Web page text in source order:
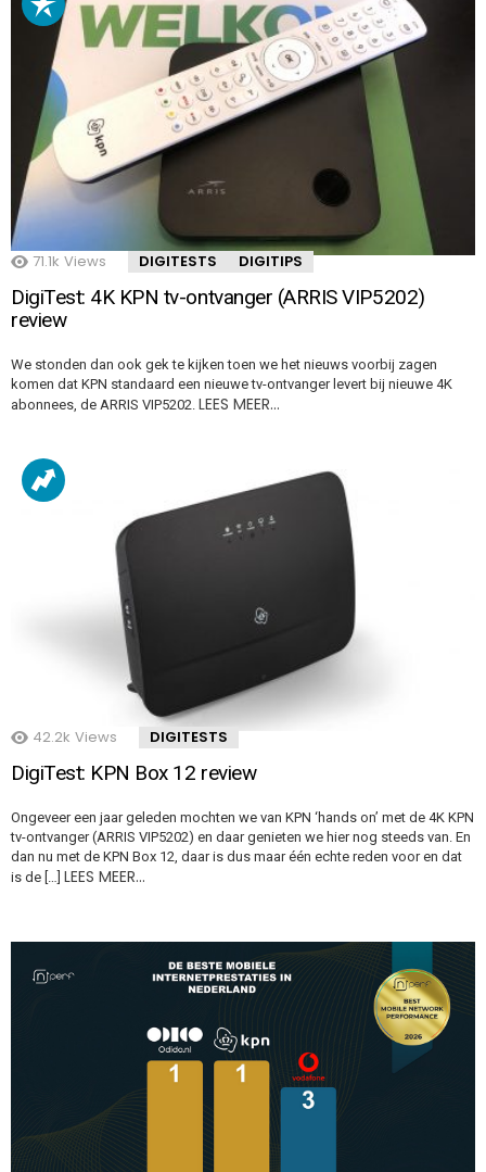
71.1k Views DIGITESTS DIGITIPS
DigiTest: 4K KPN tv-ontvanger (ARRIS VIP5202)
review
We stonden dan ook gek te kijken toen we het nieuws voorbij zagen
komen dat KPN standaard een nieuwe tv-ontvanger levert bij nieuwe 4K
abonnees, de ARRIS VIP5202. LEES MEER…
42.2k Views DIGITESTS
DigiTest: KPN Box 12 review
Ongeveer een jaar geleden mochten we van KPN ‘hands on’ met de 4K KPN
tv-ontvanger (ARRIS VIP5202) en daar genieten we hier nog steeds van. En
dan nu met de KPN Box 12, daar is dus maar één echte reden voor en dat
is de […] LEES MEER…